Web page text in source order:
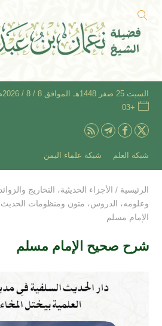
+03
شبكة العلم شبكة علماء اليمن
الرئيسية / الأجزاء الحديثية، التخاريج والزوائد
وعلومه، الدروس، متون ومنظومات
الإمام مسلم
شرح صحيح الإمام مسلم